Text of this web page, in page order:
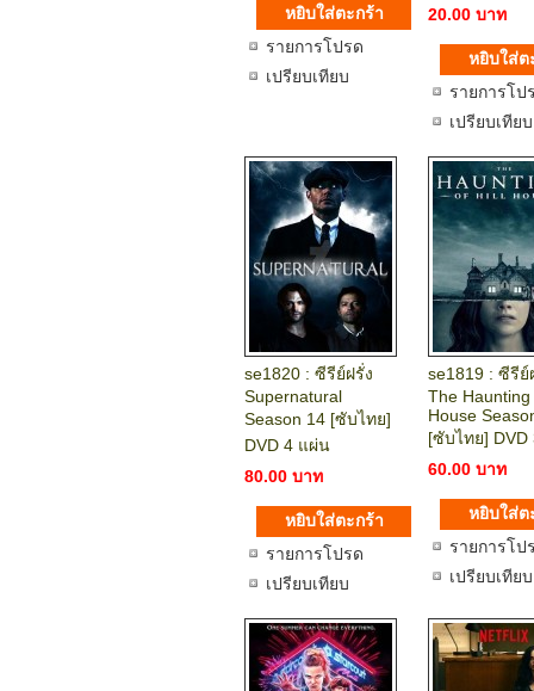
รายการโปรด
เปรียบเทียบ
20.00 บาท
รายการโป
เปรียบเทียบ
se1820 : ซีรีย์ฝรั่ง
Supernatural
Season 14 [ซับไทย]
DVD 4 แผ่น
80.00 บาท
รายการโปรด
เปรียบเทียบ
se1819 : ซีรีย์
The Haunting
House
[ซับไทย]
60.00 บาท
รายการโป
เปรียบเทียบ